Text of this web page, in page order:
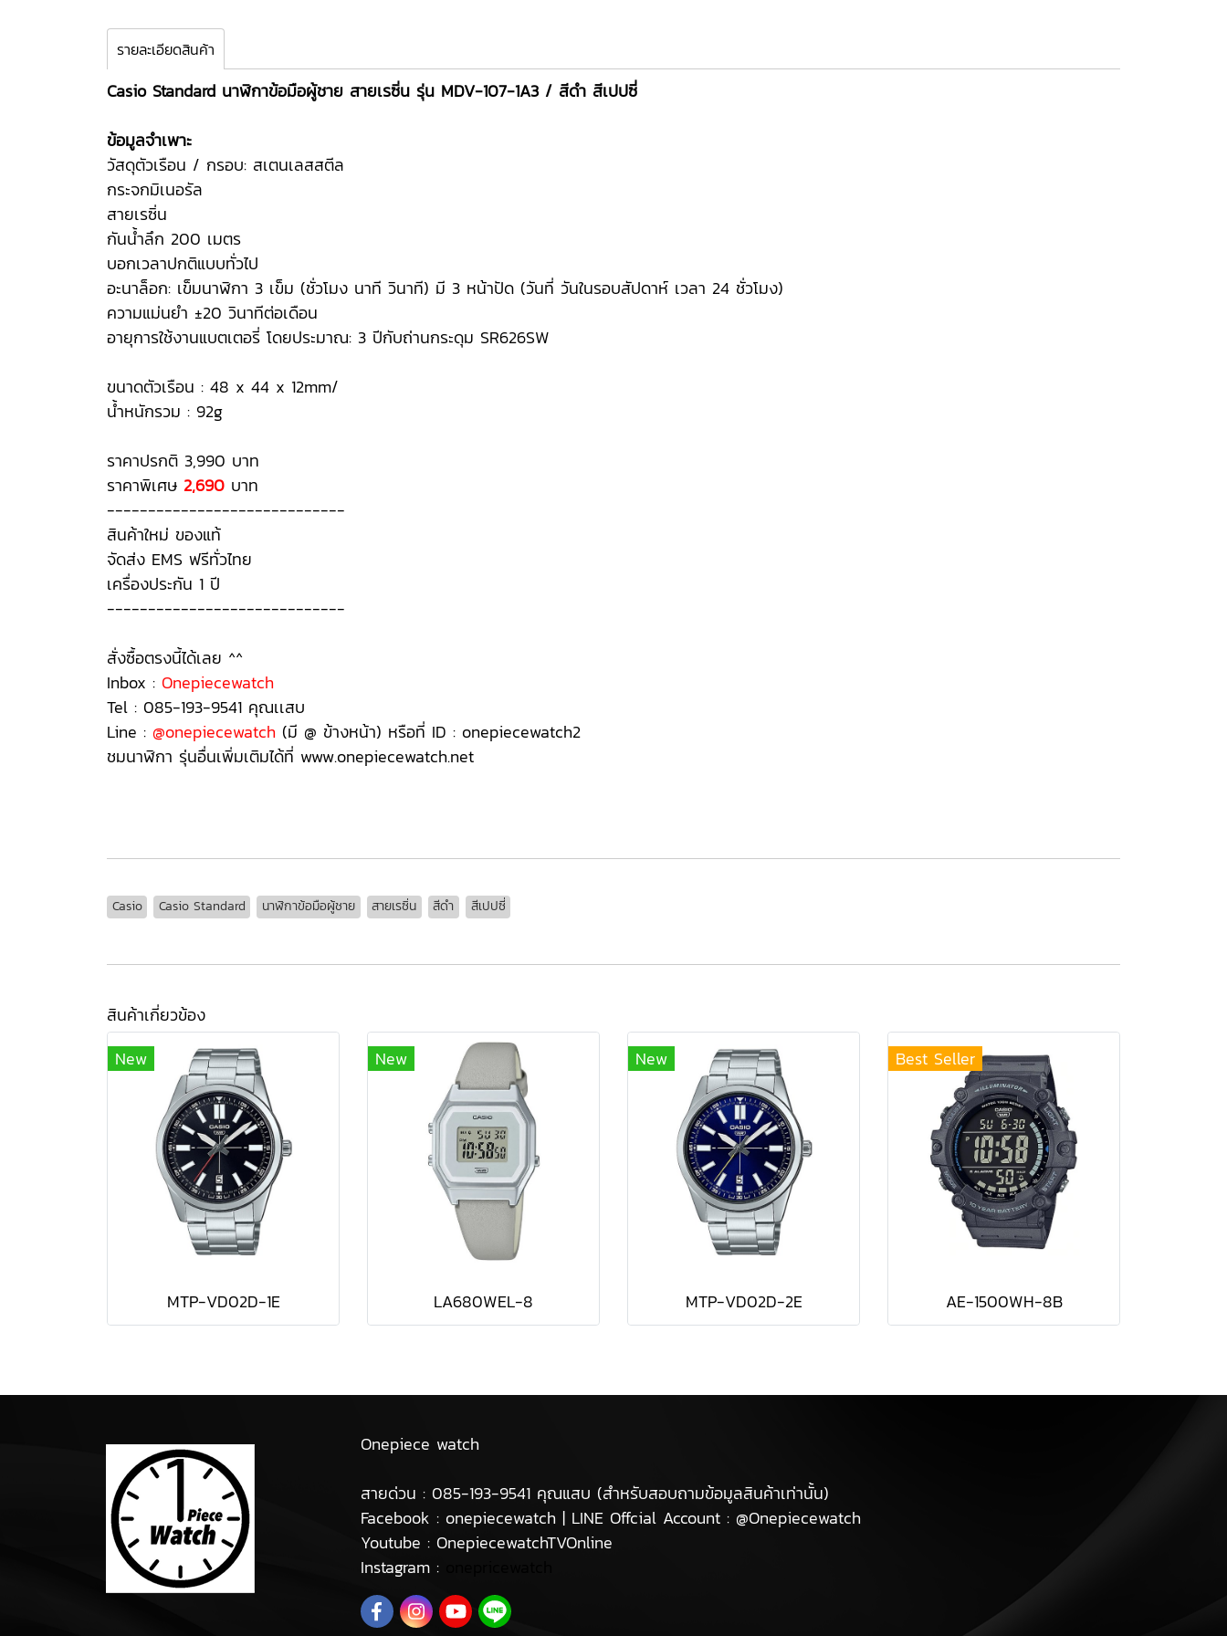
รายละเอียดสินค้า
Casio Standard นาฬิกาข้อมือผู้ชาย สายเรซิ่น รุ่น MDV-107-1A3 / สีดำ สีเปปซี่
ข้อมูลจำเพาะ
วัสดุตัวเรือน / กรอบ: สเตนเลสสตีล
กระจกมิเนอรัล
สายเรซิ่น
กันน้ำลึก 200 เมตร
บอกเวลาปกติแบบทั่วไป
อะนาล็อก: เข็มนาฬิกา 3 เข็ม (ชั่วโมง นาที วินาที) มี 3 หน้าปัด (วันที่ วันในรอบสัปดาห์ เวลา 24 ชั่วโมง)
ความแม่นยำ ±20 วินาทีต่อเดือน
อายุการใช้งานแบตเตอรี่ โดยประมาณ: 3 ปีกับถ่านกระดุม SR626SW
ขนาดตัวเรือน : 48 x 44 x 12mm/
น้ำหนักรวม : 92g
ราคาปรกติ 3,990 บาท
ราคาพิเศษ 2,690 บาท
-----------------------------
สินค้าใหม่ ของแท้
จัดส่ง EMS ฟรีทั่วไทย
เครื่องประกัน 1 ปี
-----------------------------
สั่งซื้อตรงนี้ได้เลย ^^
Inbox : Onepiecewatch
Tel : 085-193-9541 คุณเเสบ
Line : @onepiecewatch (มี @ ข้างหน้า) หรือที่ ID : onepiecewatch2
ชมนาฬิกา รุ่นอื่นเพิ่มเติมได้ที่ www.onepiecewatch.net
Casio Casio Standard นาฬิกาข้อมือผู้ชาย สายเรซิ่น สีดำ สีเปปซี่
สินค้าเกี่ยวข้อง
New
MTP-VD02D-1E
New
LA680WEL-8
New
MTP-VD02D-2E
Best Seller
AE-1500WH-8B
Onepiece watch
สายด่วน : 085-193-9541 คุณแสบ (สำหรับสอบถามข้อมูลสินค้าเท่านั้น)
Facebook : onepiecewatch | LINE Offcial Account : @Onepiecewatch
Youtube : OnepiecewatchTVOnline
Instagram :